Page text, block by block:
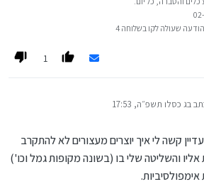
שעולה לקו בשלוחה 4
1
בג כסלו תשפ״ה, 17:53
לאחרונה על ידי
קשה לי איך יוצרים מעצורים לא להתקרב
והשליטה שלי בו (בשונה מקופות גמל וכו')
אימפולסיביות.